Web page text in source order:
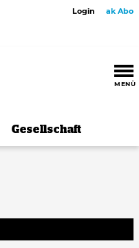
Login ak Abo
MENÜ
Gesellschaft